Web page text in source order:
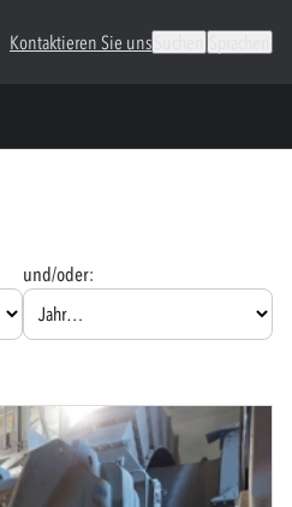
Kontaktieren Sie uns
und/oder: